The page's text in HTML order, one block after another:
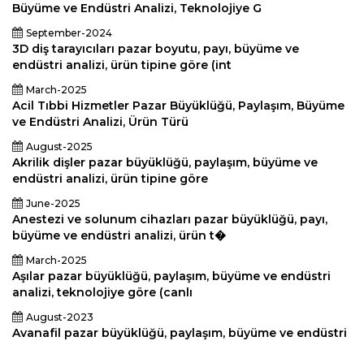
Büyüme ve Endüstri Analizi, Teknolojiye G
September-2024
3D diş tarayıcıları pazar boyutu, payı, büyüme ve
endüstri analizi, ürün tipine göre (int
March-2025
Acil Tıbbi Hizmetler Pazar Büyüklüğü, Paylaşım, Büyüme
ve Endüstri Analizi, Ürün Türü
August-2025
Akrilik dişler pazar büyüklüğü, paylaşım, büyüme ve
endüstri analizi, ürün tipine göre
June-2025
Anestezi ve solunum cihazları pazar büyüklüğü, payı,
büyüme ve endüstri analizi, ürün t�
March-2025
Aşılar pazar büyüklüğü, paylaşım, büyüme ve endüstri
analizi, teknolojiye göre (canlı
August-2023
Avanafil pazar büyüklüğü, paylaşım, büyüme ve endüstri